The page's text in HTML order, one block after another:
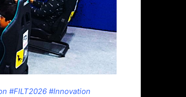
#FILT2026 #Innovation